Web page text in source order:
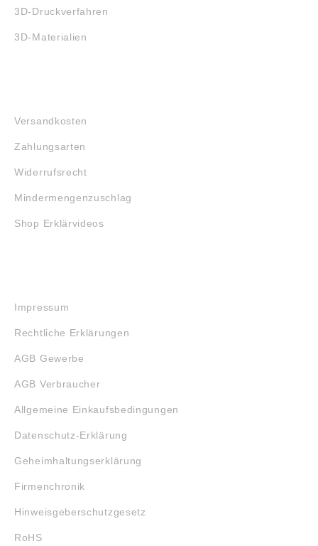
3D-Druckverfahren
3D-Materialien
Versandkosten
Zahlungsarten
Widerrufsrecht
Mindermengenzuschlag
Shop Erklärvideos
Impressum
Rechtliche Erklärungen
AGB Gewerbe
AGB Verbraucher
Allgemeine Einkaufsbedingungen
Datenschutz-Erklärung
Geheimhaltungserklärung
Firmenchronik
Hinweisgeberschutzgesetz
RoHS